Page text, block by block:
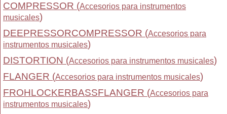
COMPRESSOR (Accesorios para instrumentos
musicales)
DEEPRESSORCOMPRESSOR (Accesorios para
instrumentos musicales)
DISTORTION (Accesorios para instrumentos musicales)
FLANGER (Accesorios para instrumentos musicales)
FROHLOCKERBASSFLANGER (Accesorios para
instrumentos musicales)